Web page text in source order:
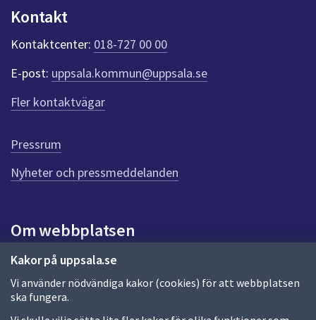
Kakor på uppsala.se
Vi använder nödvändiga kakor (cookies) för att webbplatsen
ska fungera.
k
t
e
r
f
ö
r
e
n
n
a
d
a
Kontakt
Kontaktcenter: 018-727 00 00
E-post: uppsala.kommun@uppsala.se
Fler kontaktvägar
Pressrum
Nyheter och pressmeddelanden
Om webbplatsen
Om webbplatsen
Allmänna handlingar och diarium
Behandling av personuppgifter